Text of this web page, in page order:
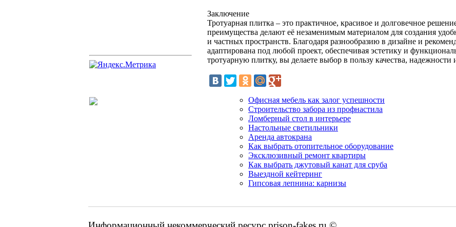
Заключение
Тротуарная плитка – это практичное, красивое и долговечное
преимущества делают её незаменимым материалом для создания
и частных пространств. Благодаря разнообразию в дизайне и
адаптирована под любой проект, обеспечивая эстетику и
тротуарную плитку, вы делаете выбор в пользу качества, надежности
Офисная мебель как залог успешности
Строительство забора из профнастила
Ломберный стол в интерьере
Настольные светильники
Аренда автокрана
Как выбрать отопительное оборудование
Эксклюзивный ремонт квартиры
Как выбрать джутовый канат для сруба
Выездной кейтеринг
Гипсовая лепнина: карнизы